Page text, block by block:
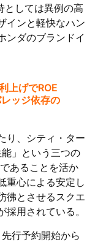
としては異例の高
インと軽快なハン
ンダのブランドイ
上げでROE
ッジ依存の
り、シティ・ター
」という三つの
あることを活か
重心による安定し
彿とさせるスクエ
用されている。
行予約開始から